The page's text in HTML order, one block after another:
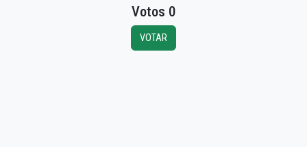
Votos 0
VOTAR